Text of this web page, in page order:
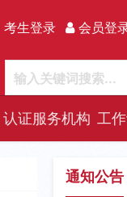
生登录 会员登
认证服务机构 工
通知公告